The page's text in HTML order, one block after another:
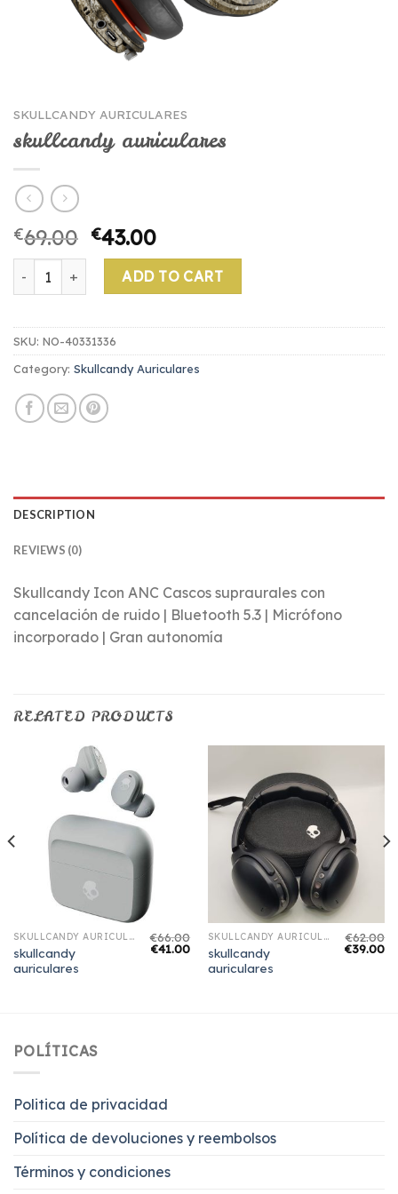
SKULLCANDY AURICULARES
skullcandy auriculares
€69.00 €43.00
skullcandy auriculares quantity
ADD TO CART
SKU: NO-40331336
Category: Skullcandy Auriculares
DESCRIPTION
REVIEWS (0)
Skullcandy Icon ANC Cascos supraurales con
cancelación de ruido | Bluetooth 5.3 | Micrófono
incorporado | Gran autonomía
RELATED PRODUCTS
SKULLCANDY AURICULARES
skullcandy
auriculares
€66.00
€41.00
SKULLCANDY AURICULARES
skullcandy
auriculares
€62.00
€39.00
POLÍTICAS
Politica de privacidad
Política de devoluciones y reembolsos
Términos y condiciones